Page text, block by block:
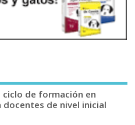
ciclo de formación en
de nivel inicial